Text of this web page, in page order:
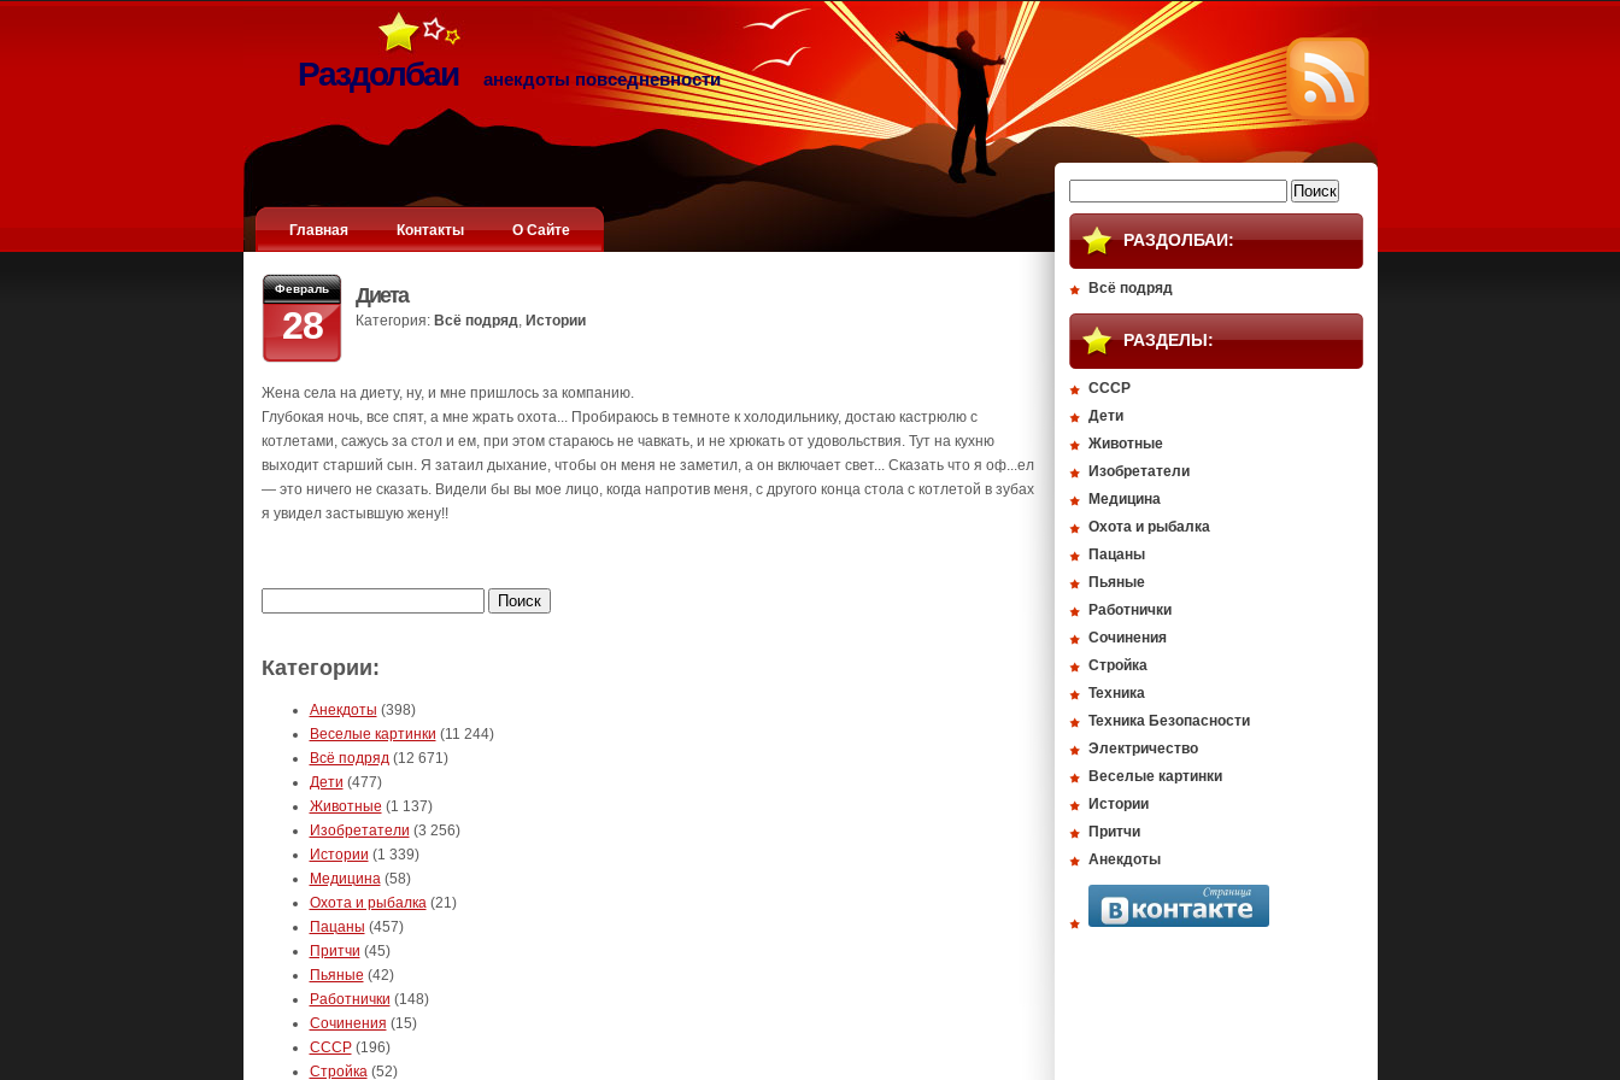
Раздолбаи анекдоты повседневности
Главная Контакты О Сайте
Февраль
28
Диета
Категория: Всё подряд, Истории
Жена села на диету, ну, и мне пришлось за компанию.
Глубокая ночь, все спят, а мне жрать охота... Пробираюсь в темноте к холодильнику, достаю кастрюлю с
котлетами, сажусь за стол и ем, при этом стараюсь не чавкать, и не хрюкать от удовольствия. Тут на кухню
выходит старший сын. Я затаил дыхание, чтобы он меня не заметил, а он включает свет... Сказать что я оф...ел
— это ничего не сказать. Видели бы вы мое лицо, когда напротив меня, с другого конца стола с котлетой в зубах
я увидел застывшую жену!!
Категории:
Анекдоты (398)
Веселые картинки (11 244)
Всё подряд(12 671)
Дети (477)
Животные (1 137)
Изобретатели (3 256)
Истории (1 339)
Медицина(58)
Охота и рыбалка(21)
Пацаны (457)
Притчи (45)
Пьяные (42)
Работнички (148)
Сочинения (15)
СССР(196)
Стройка(52)
РАЗДОЛБАИ:
Всё подряд
РАЗДЕЛЫ:
СССР
Дети
Животные
Изобретатели
Медицина
Охота и рыбалка
Пацаны
Пьяные
Работнички
Сочинения
Стройка
Техника
Техника Безопасности
Электричество
Веселые картинки
Истории
Притчи
Анекдоты